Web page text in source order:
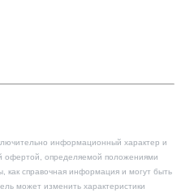
информационный характер и
офертой, определяемой положениями
справочная информация и могут быть
может изменить характеристики